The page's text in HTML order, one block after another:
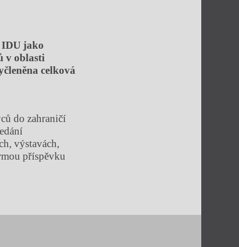
IDU jako
v oblasti
celková
do zahraničí
výstavách,
příspěvku